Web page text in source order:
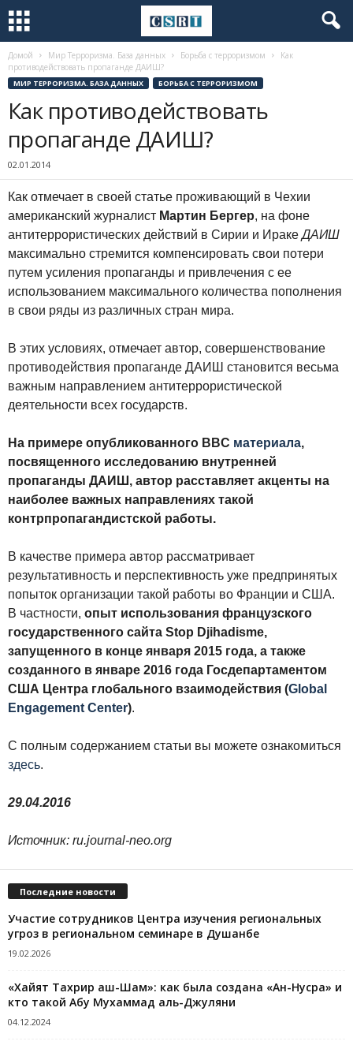
Домой Мир Терроризма. База данных Борьба с терроризмом
Как
противодействовать пропаганде ДАИШ?
МИР ТЕРРОРИЗМА. БАЗА ДАННЫХ БОРЬБА С ТЕРРОРИЗМОМ
Как противодействовать
пропаганде ДАИШ?
02.01.2014
Как отмечает в своей статье проживающий в Чехии
американский журналист Мартин Бергер, на фоне
антитеррористических действий в Сирии и ИракеДАИШ
максимально стремится компенсировать свои потери
путем усиления пропаганды и привлечения с ее
использованием максимального количества пополнения
в свои ряды из различных стран мира.
В этих условиях, отмечает автор, совершенствование
противодействия пропаганде ДАИШ становится весьма
важным направлением антитеррористической
деятельности всех государств.
На примере опубликованного BBC материала,
посвященного исследованию внутренней
пропаганды ДАИШ, автор расставляет акценты на
наиболее важных направлениях такой
контрпропагандистской работы.
В качестве примера автор рассматривает
результативность и перспективность уже предпринятых
попыток организации такой работы во Франции и США.
В частности, опыт использования французского
государственного сайта Stop Djihadisme,
запущенного в конце января 2015 года, а также
созданного в январе 2016 года Госдепартаментом
США Центра глобального взаимодействия (Global
Engagement Center).
С полным содержанием статьи вы можете ознакомиться
здесь.
29.04.2016
Источник: ru.journal-neo.org
Последние новости
Участие сотрудников Центра изучения региональных
угроз в региональном семинаре в Душанбе
19.02.2026
«Хайят Тахрир аш-Шам»: как была создана «Ан-Нусра» и
кто такой Абу Мухаммад аль-Джуляни
04.12.2024